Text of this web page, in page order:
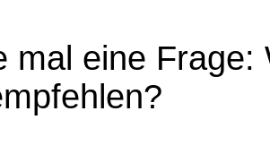
mal eine